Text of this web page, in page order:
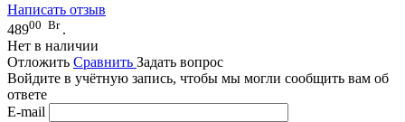
Написать отзыв
48900 Br .
Нет в наличии
Отложить Сравнить Задать вопрос
Войдите в учётную запись, чтобы мы могли сообщить вам об
ответе
E-mail